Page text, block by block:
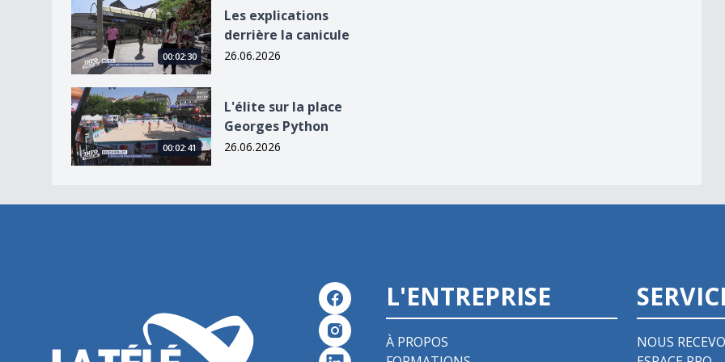
Les explications derrière la canicule
00:02:30
Les explications
derrière la canicule
26.06.2026
L&#039;élite sur la place Georges Python
00:02:41
L'élite sur la place
Georges Python
26.06.2026
L'ENTREPRISE
À PROPOS
NOUS